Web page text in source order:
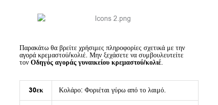
Παρακάτω θα βρείτε χρήσιμες πληροφορίες σχετικά με την
αγορά κρεμαστού/κολιέ. Μην ξεχάσετε να συμβουλευτείτε
τον Οδηγός αγοράς γυναικείου κρεμαστού/κολιέ.
30εκ Κολάρο: Φοριέται γύρω από το λαιμό.